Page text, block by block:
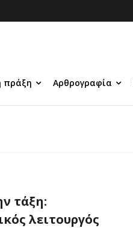
πράξη Αρθρογραφία
τάξη:
λειτουργός